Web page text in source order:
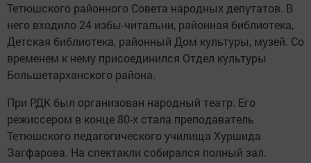
Тетюшского районного Совета ­народных депутатов. В
него входило 24 избы-­читальни, районная библио­тека,
Детская библиотека, районный Дом культуры, музей. Со
временем к нему присоединился Отдел культуры
Большетарханского района.
При РДК был организован народный театр. Его
режиссером в конце 80-х стала преподаватель
Тетюшского педагогичес­кого училища Хуршида
Загфарова. На спектакли собирался полный зал.